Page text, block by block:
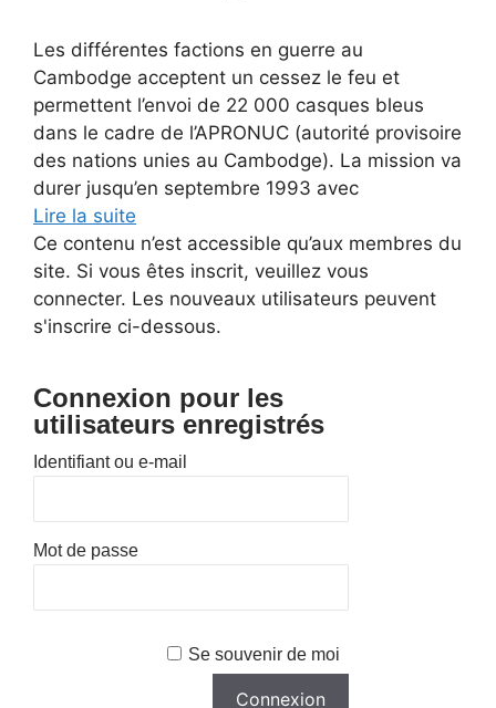
Les différentes factions en guerre au
Cambodge acceptent un cessez le feu et
permettent l’envoi de 22 000 casques bleus
dans le cadre de l’APRONUC (autorité provisoire
des nations unies au Cambodge). La mission va
durer jusqu’en septembre 1993 avec
Lire la suite
Ce contenu n’est accessible qu’aux membres du
site. Si vous êtes inscrit, veuillez vous
connecter. Les nouveaux utilisateurs peuvent
s'inscrire ci-dessous.
Connexion pour les
utilisateurs enregistrés
Identifiant ou e-mail
Mot de passe
Se souvenir de moi